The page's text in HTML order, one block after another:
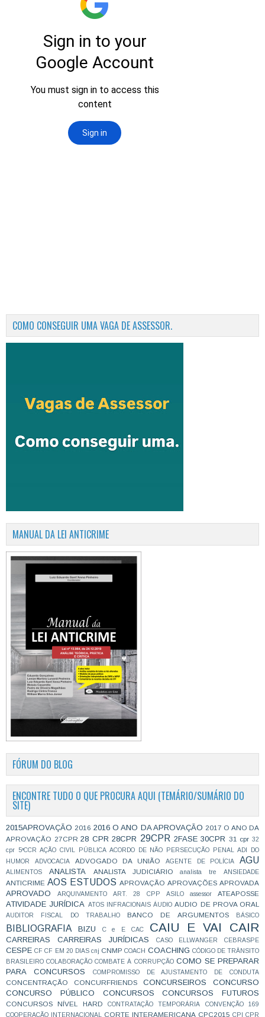
COMO CONSEGUIR UMA VAGA DE ASSESSOR.
MANUAL DA LEI ANTICRIME
FÓRUM DO BLOG
ENCONTRE TUDO O QUE PROCURA AQUI (TEMÁRIO/SUMÁRIO DO
SITE)
2015APROVAÇÃO 2016 2016 O ANO DA APROVAÇÃO 2017 O ANO DA
APROVAÇÃO 27CPR 28 CPR 28CPR 29CPR 2FASE 30CPR 31 cpr 32
cpr
5ªCCR AÇÃO CIVIL PÚBLICA ACORDO DE NÃO PERSECUÇÃO PENAL
ADI DO
HUMOR
ADVOCACIA ADVOGADO DA UNIÃO AGENTE DE POLÍCIA AGU
ALIMENTOS ANALISTA ANALISTA JUDICIÁRIO analista tre ANSIEDADE
ANTICRIME AOS ESTUDOS APROVAÇÃO APROVAÇÕES APROVADA
APROVADO ARQUIVAMENTO ART. 28 CPP ASILO assessor ATEAPOSSE
ATIVIDADE JURÍDICA ATOS INFRACIONAIS ÁUDIO AUDIO DE PROVA ORAL
AUDITOR FISCAL DO TRABALHO BANCO DE ARGUMENTOS BÁSICO
BIBLIOGRAFIA BIZU C e E CAC CAIU E VAI CAIR
CARREIRAS CARREIRAS JURÍDICAS CASO ELLWANGER CEBRASPE
CESPE CF CF EM 20 DIAS cnj CNMP COACH COACHING CÓDIGO DE TRÂNSITO
BRASILEIRO COLABORAÇÃO COMBATE À CORRUPÇÃO COMO SE PREPARAR
PARA CONCURSOS
COMPROMISSO DE AJUSTAMENTO DE CONDUTA
CONCENTRAÇÃO CONCURFRIENDS CONCURSEIROS
CONCURSO
CONCURSO PÚBLICO
CONCURSOS CONCURSOS FUTUROS
CONCURSOS NÍVEL HARD CONTRATAÇÃO TEMPORÁRIA
CONVENÇÃO 169
COOPERAÇÃO INTERNACIONAL
CORTE INTERAMERICANA CPC2015 CPI CPR